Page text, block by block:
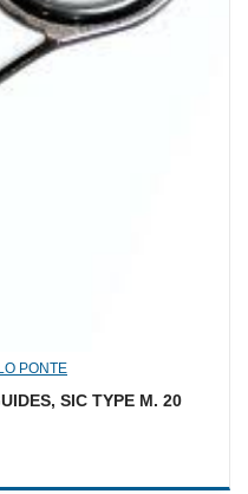
PONTE
SIC TYPE M. 20